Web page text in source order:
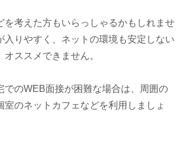
を考えた方もいらっしゃるかもしれませ
入りやすく、ネットの環境も安定しない
ススメできません。
でのWEB面接が困難な場合は、周囲の
室のネットカフェなどを利用しましょ